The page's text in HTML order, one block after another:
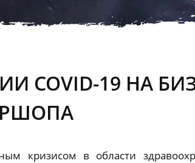
COVID-19 НА
кризисом в области